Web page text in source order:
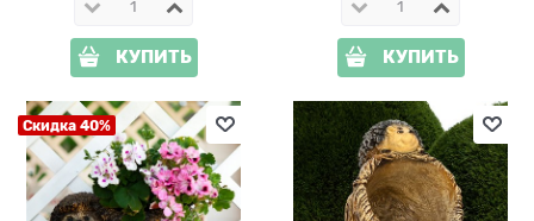
КУПИТЬ КУПИТЬ
Скидка 40%